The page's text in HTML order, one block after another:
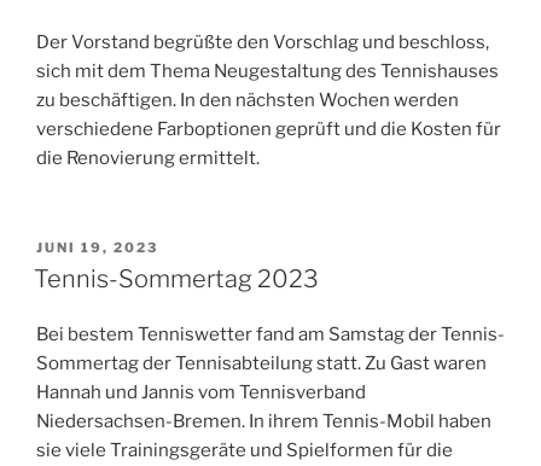
Der Vorstand begrüßte den Vorschlag und beschloss,
sich mit dem Thema Neugestaltung des Tennishauses
zu beschäftigen. In den nächsten Wochen werden
verschiedene Farboptionen geprüft und die Kosten für
die Renovierung ermittelt.
VERÖFFENTLICHT
AM
JUNI 19, 2023
Tennis-Sommertag 2023
Bei bestem Tenniswetter fand am Samstag der Tennis-
Sommertag der Tennisabteilung statt. Zu Gast waren
Hannah und Jannis vom Tennisverband
Niedersachsen-Bremen. In ihrem Tennis-Mobil haben
sie viele Trainingsgeräte und Spielformen für die